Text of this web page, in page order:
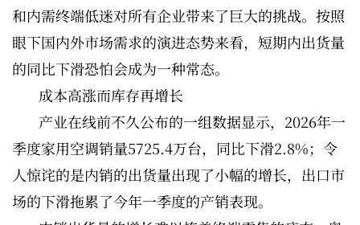
和内需终端低迷对所有企业带来了巨大的挑战。按照
眼下国内外市场需求的演进态势来看，短期内出货量
的同比下滑恐怕会成为一种常态。
成本高涨而库存再增长
产业在线前不久公布的一组数据显示，2026年一
季度家用空调销量5725.4万台，同比下滑2.8%；令
人惊诧的是内销的出货量出现了小幅的增长，出口市
场的下滑拖累了今年一季度的产销表现。